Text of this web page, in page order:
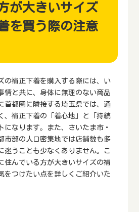
が大きいサイズ
を買う際の注意
の補正下着を購入する際には、い
情と共に、身体に無理のない商品
首都圏に隣接する埼玉県では、通
、補正下着の「着心地」と「持続
になります。また、さいたま市・
市部の人口密集地では店舗数も多
迷うことも少なくありません。こ
住んでいる方が大きいサイズの補
をつけたい点を詳しくご紹介いた